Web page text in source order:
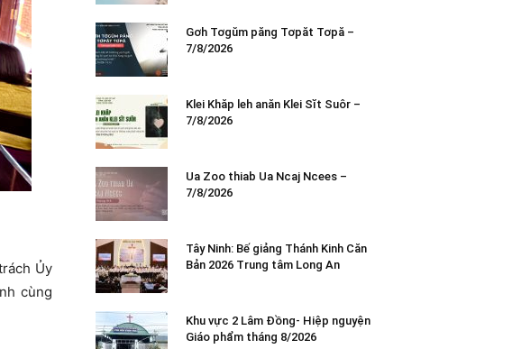
Ủy
cùng
Gơh Tơgŭm păng Tơpăt Tơpă –
7/8/2026
Klei Khăp leh anăn Klei Sĭt Suôr –
7/8/2026
Ua Zoo thiab Ua Ncaj Ncees –
7/8/2026
Tây Ninh: Bế giảng Thánh Kinh Căn
Bản 2026 Trung tâm Long An
Khu vực 2 Lâm Đồng- Hiệp nguyện
Giáo phẩm tháng 8/2026